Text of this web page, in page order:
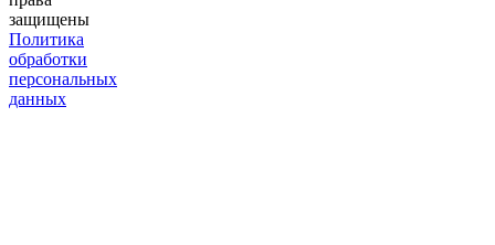
защищены
Политика
обработки
персональных
данных